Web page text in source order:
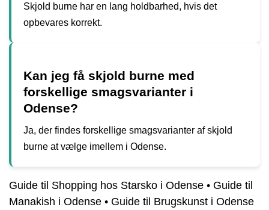
Skjold burne har en lang holdbarhed, hvis det
opbevares korrekt.
Kan jeg få skjold burne med
forskellige smagsvarianter i
Odense?
Ja, der findes forskellige smagsvarianter af skjold
burne at vælge imellem i Odense.
Guide til Shopping hos Starsko i Odense • Guide til
Manakish i Odense • Guide til Brugskunst i Odense